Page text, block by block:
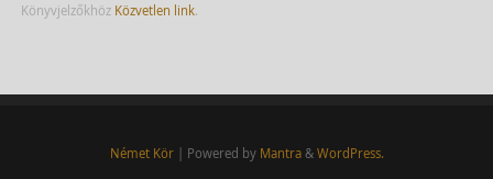
Könyvjelzőkhöz Közvetlen link.
Német Kör| Powered by Mantra& WordPress.